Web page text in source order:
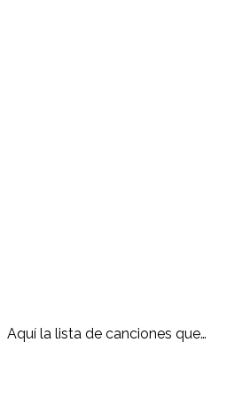
Aquí la lista de canciones que…